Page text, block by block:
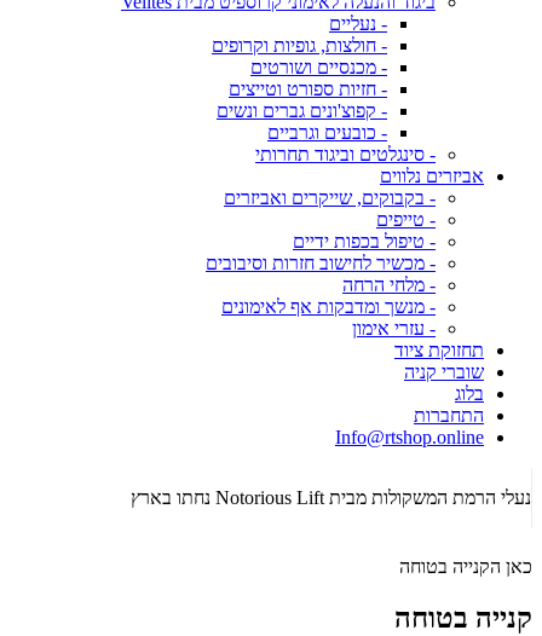
- נעליים
- חולצות, גופיות וקרופים
- מכנסיים ושורטים
- חזיות ספורט וטייצים
- קפוצ'ונים גברים ונשים
- כובעים וגרביים
- סינגלטים וביגוד תחרותי
אביזרים נלווים
- בקבוקים, שייקרים ואביזרים
- טייפים
- טיפול בכפות ידיים
- מכשיר לחישוב חזרות וסיבובים
- מלחי הרחה
- מנשך ומדבקות אף לאימונים
- עזרי אימון
תחזוקת ציוד
שוברי קניה
בלוג
התחברות
Info@rtshop.online
נעלי הרמת המשקולות מבית Notorious Lift נחתו בארץ
כאן הקנייה בטוחה
קנייה בטוחה